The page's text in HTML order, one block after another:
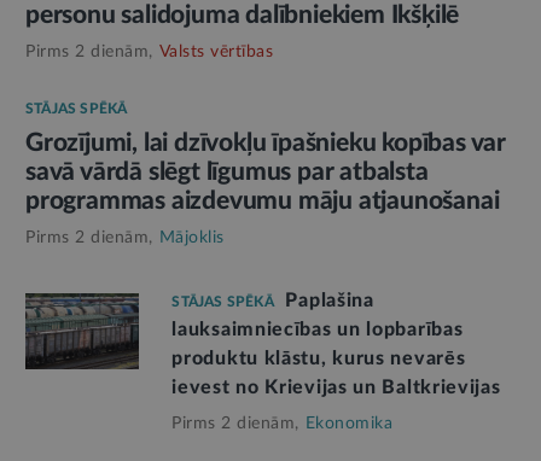
personu salidojuma dalībniekiem Ikšķilē
Pirms 2 dienām, Valsts vērtības
STĀJAS SPĒKĀ
Grozījumi, lai dzīvokļu īpašnieku kopības var
savā vārdā slēgt līgumus par atbalsta
programmas aizdevumu māju atjaunošanai
Pirms 2 dienām, Mājoklis
STĀJAS SPĒKĀ
Paplašina
lauksaimniecības un lopbarības
produktu klāstu, kurus nevarēs
ievest no Krievijas un Baltkrievijas
Pirms 2 dienām, Ekonomika